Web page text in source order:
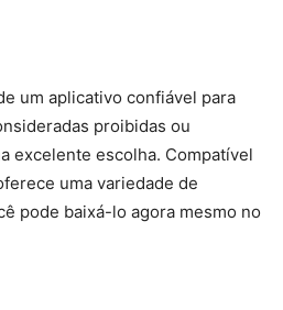
um aplicativo confiável para
proibidas ou
excelente escolha. Compatível
uma variedade de
pode baixá-lo agora mesmo no